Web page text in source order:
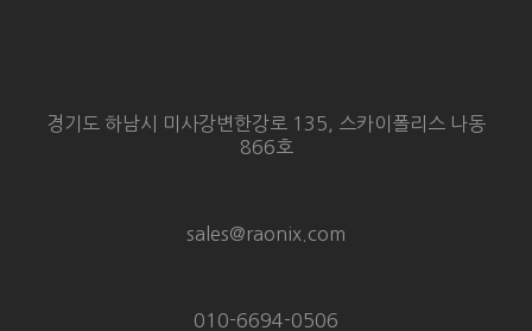
경기도 하남시 미사강변한강로 135, 스카이폴리스 나동
866호
sales@raonix.com
010-6694-0506